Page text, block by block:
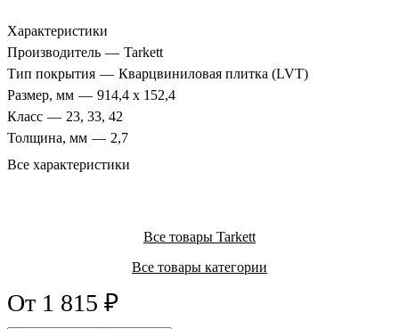
Характеристики
Производитель — Tarkett
Тип покрытия — Кварцвиниловая плитка (LVT)
Размер, мм — 914,4 х 152,4
Класс — 23, 33, 42
Толщина, мм — 2,7
Все характеристики
Все товары Tarkett
Все товары категории
От 1 815 ₽